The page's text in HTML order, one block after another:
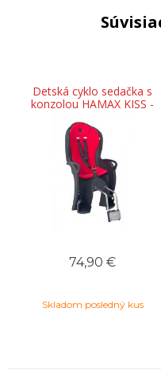
Detská cyklo sedačka s
konzolou HAMAX KISS -
74,90 €
Skladom posledný kus